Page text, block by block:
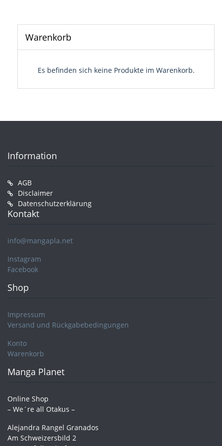
Warenkorb
Es befinden sich keine Produkte im Warenkorb.
Information
AGB
Disclaimer
Datenschutzerklärung
Kontakt
info@mangapla.net
Instagram
Facebook
Shop
Impressum
Versand und Rückgabebedingungen
Konto
Warenkorb
Manga Planet
Online Shop
– We´re all Otakus –
Alejandra Rangel Granados
Am Schweizersbild 2